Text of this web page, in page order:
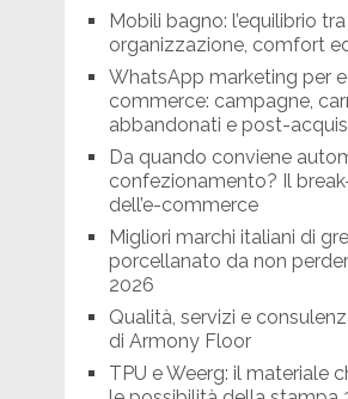
Mobili bagno: l’equilibrio tra
organizzazione, comfort
WhatsApp marketing per
commerce: campagne,
abbandonati e post-
Da quando conviene
confezionamento? Il
dell’e-commerce
Migliori marchi italiani di
porcellanato da non
2026
Qualità, servizi e
di Armony Floor
TPU e Weerg: il materiale